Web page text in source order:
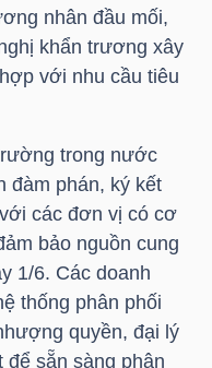
nhân đầu mối,
khẩn trương xây
với nhu cầu tiêu
trong nước
đàm phán, ký kết
các đơn vị có cơ
bảo nguồn cung
1/6. Các doanh
thống phân phối
quyền, đại lý
sẵn sàng phân